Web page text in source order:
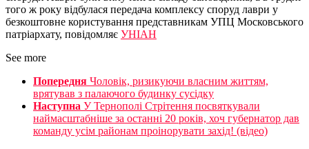
того ж року відбулася передача комплексу споруд лаври у
безкоштовне користування представникам УПЦ Московського
патріархату, повідомляє УНІАН
See more
Попередня Чоловік, ризикуючи власним життям,
врятував з палаючого будинку сусідку
Наступна У Тернополі Стрітення посвяткували
наймасштабніше за останні 20 років, хоч губернатор дав
команду усім районам проінорувати захід! (відео)